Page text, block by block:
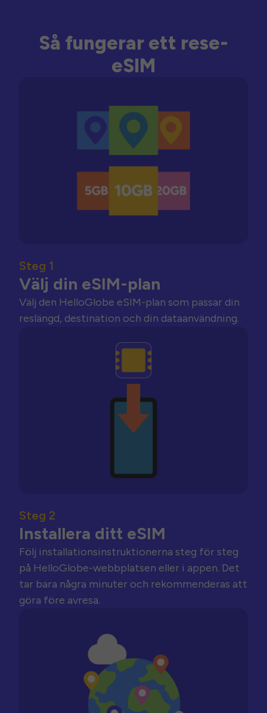
Så fungerar ett rese-
eSIM
Steg 1
Välj din eSIM-plan
Välj den HelloGlobe eSIM-plan som passar din
reslängd, destination och din dataanvändning.
Steg 2
Installera ditt eSIM
Följ installationsinstruktionerna steg för steg
på HelloGlobe-webbplatsen eller i appen. Det
tar bara några minuter och rekommenderas att
göra före avresa.